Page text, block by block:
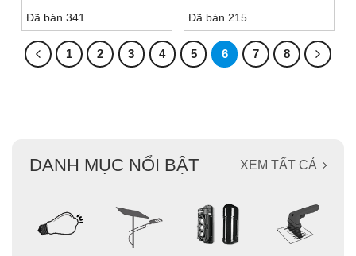
Đã bán 341 Đã bán 215
1 2 3 4 5 6 7 8
DANH MỤC NỔI BẬT XEM TẤT CẢ